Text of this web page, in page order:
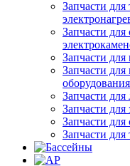
Запчасти
Запчасти для
Запчасти
Запчасти
Запчасти
Запчасти для
Запчасти для
Запчасти для